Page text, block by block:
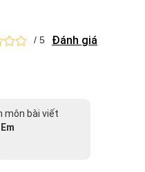
/ 5 Đánh giá
môn bài viết